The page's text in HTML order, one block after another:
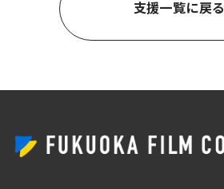
支援一覧に戻る